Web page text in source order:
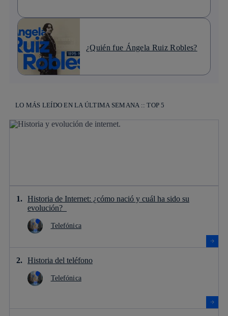
¿Quién fue Ángela Ruiz Robles?
LO MÁS LEÍDO EN LA ÚLTIMA SEMANA :: TOP 5
Historia de Internet: ¿cómo nació y cuál ha sido su
evolución?
Telefónica
Historia del teléfono
Telefónica